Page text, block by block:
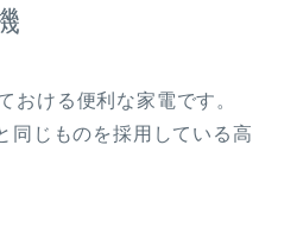
おける便利な家電です。
同じものを採用している高